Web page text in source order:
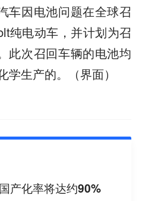
车因电池问题在全球召
纯电动车，并计划为召
此次召回车辆的电池均
生产的。（界面）
产化率将达约90%